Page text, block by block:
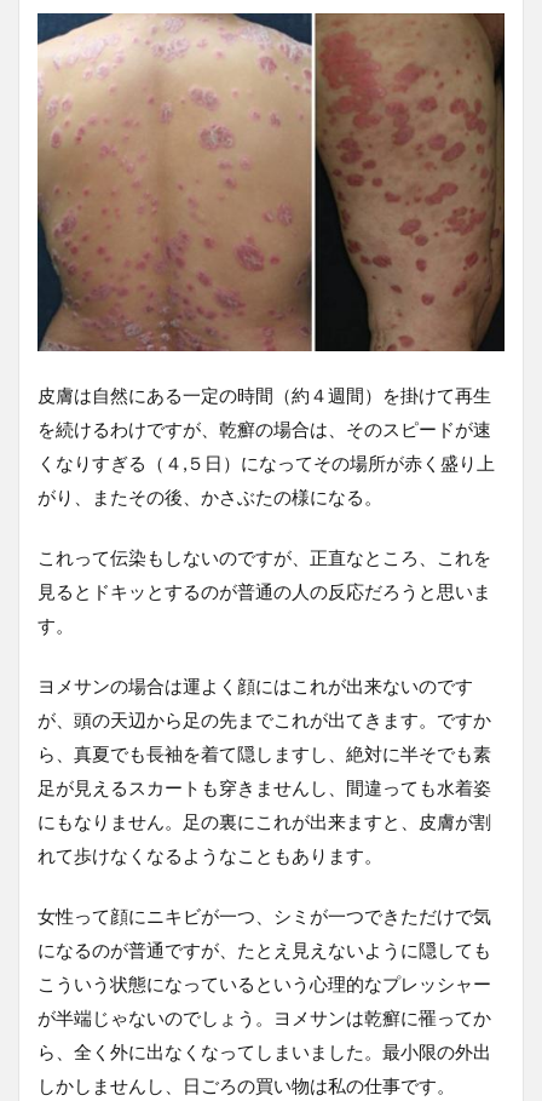
皮膚は自然にある一定の時間（約４週間）を掛けて再生
を続けるわけですが、乾癬の場合は、そのスピードが速
くなりすぎる（４,５日）になってその場所が赤く盛り上
がり、またその後、かさぶたの様になる。
これって伝染もしないのですが、正直なところ、これを
見るとドキッとするのが普通の人の反応だろうと思いま
す。
ヨメサンの場合は運よく顔にはこれが出来ないのです
が、頭の天辺から足の先までこれが出てきます。ですか
ら、真夏でも長袖を着て隠しますし、絶対に半そでも素
足が見えるスカートも穿きませんし、間違っても水着姿
にもなりません。足の裏にこれが出来ますと、皮膚が割
れて歩けなくなるようなこともあります。
女性って顔にニキビが一つ、シミが一つできただけで気
になるのが普通ですが、たとえ見えないように隠しても
こういう状態になっているという心理的なプレッシャー
が半端じゃないのでしょう。ヨメサンは乾癬に罹ってか
ら、全く外に出なくなってしまいました。最小限の外出
しかしませんし、日ごろの買い物は私の仕事です。